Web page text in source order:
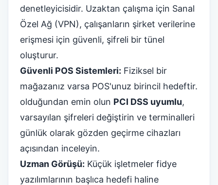
denetleyicisidir. Uzaktan çalışma için Sanal
Özel Ağ (VPN), çalışanların şirket verilerine
erişmesi için güvenli, şifreli bir tünel
oluşturur.
Güvenli POS Sistemleri: Fiziksel bir
mağazanız varsa POS'unuz birincil hedeftir.
olduğundan emin olun PCI DSS uyumlu,
varsayılan şifreleri değiştirin ve terminalleri
günlük olarak gözden geçirme cihazları
açısından inceleyin.
Uzman Görüşü: Küçük işletmeler fidye
yazılımlarının başlıca hedefi haline